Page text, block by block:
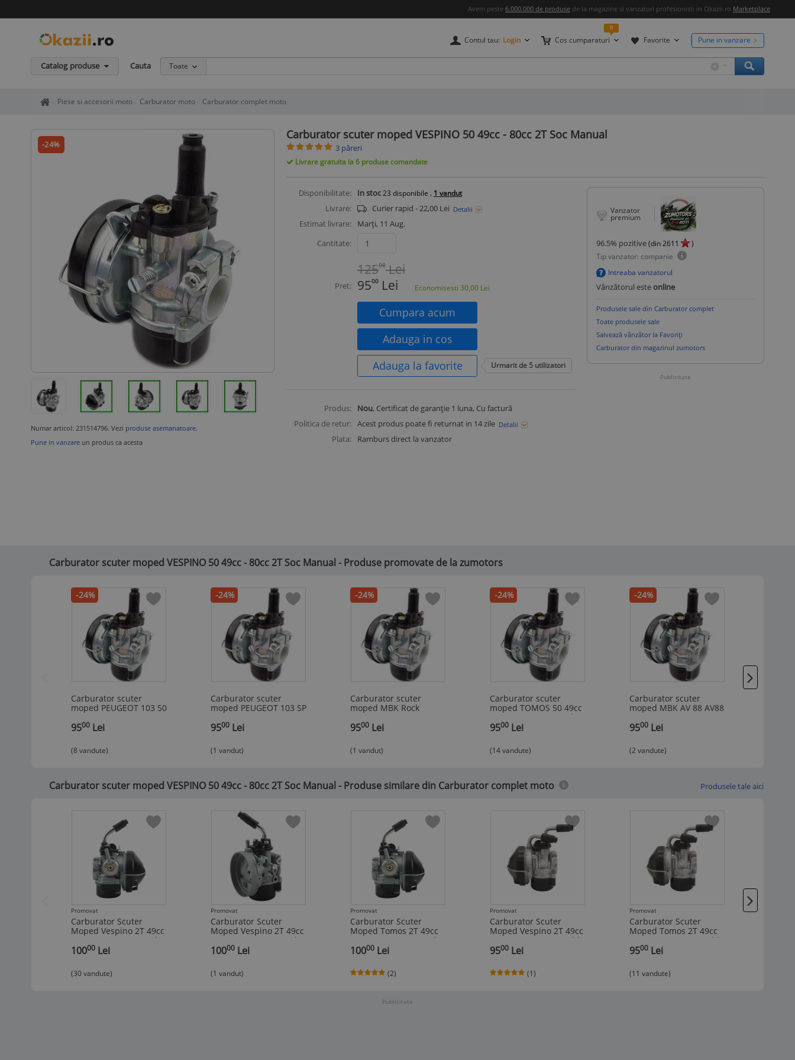
Avem peste 6.000.000 de produse de la magazine si vanzatori profesionisti in Okazii.ro Marketplace
Contul tau: Login Cos cumparaturi
0
Favorite Pune in vanzare
Catalog produse Cauta Toate
Home page okazii.ro - Cumperi in siguranta de la vanzatori de incredere
Piese si accesorii moto Carburator moto Carburator complet moto
-24%
Numar articol: 231514796. Vezi produse asemanatoare.
Pune in vanzare un produs ca acesta
Carburator scuter moped VESPINO 50 49cc - 80cc 2T Soc Manual
3 păreri
Livrare gratuita la 6 produse comandate
Disponibilitate: In stoc23 disponibile , 1 vandut
Livrare: Curier rapid - 22,00 Lei Detalii
Estimat livrare:
Marți, 11 Aug.
Cantitate:
Pret:
12500 Lei
9500 Lei Economisesti 30,00 Lei
Cumpara acum
Adauga in cos
Adauga la favorite
Urmarit de 5 utilizatori
Produs: Nou, Certificat de garanție 1 luna, Cu factură
Politica de retur: Acest produs poate fi returnat in 14 zile Detalii
Plata: Ramburs direct la vanzator
Vanzator
premium
96.5% pozitive(din2611
)
Tip vanzator: companie
Intreaba vanzatorul
Vânzătorul esteonline
Produsele sale din Carburator complet
Toate produsele sale
Salvează vânzător la Favoriți
Carburator din magazinul zumotors
Publicitate
Carburator scuter moped VESPINO 50 49cc - 80cc 2T Soc Manual - Produse promovate de la zumotors
-24%
Carburator scuter
moped PEUGEOT 103 50
Manual
9500 Lei
(8 vandute)
-24%
Carburator scuter
moped PEUGEOT 103 SP
Manual
9500 Lei
(1 vandut)
-24%
Carburator scuter
moped MBK Rock
Racing 50 49cc - 80cc 2T
Soc Manual
9500 Lei
(1 vandut)
-24%
Carburator scuter
moped TOMOS 50 49cc
- 80cc 2T Soc Manual
9500 Lei
(14 vandute)
-24%
Carburator scuter
moped MBK AV 88 AV88
Manual
9500 Lei
(2 vandute)
Carburator scuter moped VESPINO 50 49cc - 80cc 2T Soc Manual - Produse similare din Carburator complet moto Produsele tale aici
Promovat
Carburator Scuter
Moped Vespino 2T 49cc
50cc 80cc Soc Manual
10000 Lei
(30 vandute)
Promovat
Carburator Scuter
Moped Vespino 2T 49cc
50cc 80cc Soc Manual
10000 Lei
(1 vandut)
Promovat
Carburator Scuter
Moped Tomos 2T 49cc
50cc 80cc Soc Manual
10000 Lei
(2)
Promovat
Carburator Scuter
Moped Vespino 2T 49cc
50cc 80cc - soc pe cablu
9500 Lei
(1)
Promovat
Carburator Scuter
Moped Tomos 2T 49cc
50cc 80cc - soc pe cablu
9500 Lei
(11 vandute)
Publicitate